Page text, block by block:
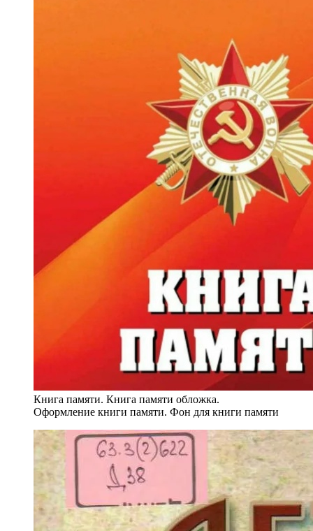
Книга памяти. Книга памяти обложка.
Оформление книги памяти. Фон для книги памяти